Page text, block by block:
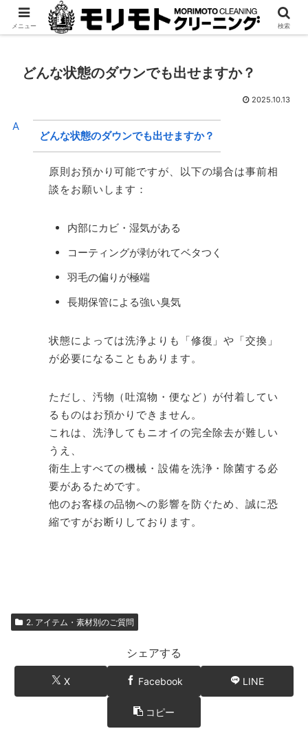
宅配専門「モリクリ」 法人様はこちら
どんな状態のダウンでも出せますか？
2025.10.13
A
どんな状態のダウンでも出せますか？
原則お預かり可能ですが、以下の場合は事前相
談をお願いします：
内部にカビ・湿気がある
コーティングが剥がれてベタつく
羽毛の偏りが極端
長期保管による強い臭気
状態によっては洗浄よりも「修復」や「交換」
が必要になることもあります。
ただし、汚物（吐瀉物・便など）が付着してい
るものはお預かりできません。
これは、洗浄してもニオイの完全除去が難しい
うえ、
衛生上すべての機械・設備を洗浄・除菌する必
要があるためです。
他のお客様の品物への影響を防ぐため、誠に恐
縮ですがお断りしております。
2. アイテム・素材別のご質問
シェアする
X Facebook LINE
コピー
メニュー 検索